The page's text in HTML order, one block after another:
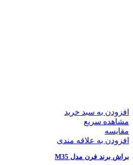
افزودن به سبد خرید
مشاهده سریع
مقایسه
افزودن به علاقه مندی
براش برند فرن مدل M35